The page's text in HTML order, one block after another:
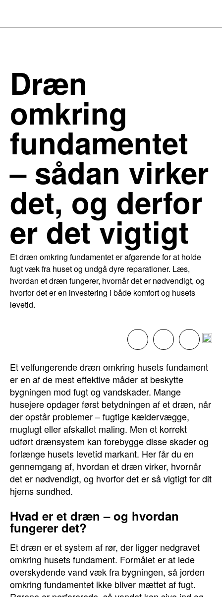
Dræn
omkring
fundamentet
– sådan virker
det, og derfor
er det vigtigt
Et dræn omkring fundamentet er afgørende for at holde
fugt væk fra huset og undgå dyre reparationer. Læs,
hvordan et dræn fungerer, hvornår det er nødvendigt, og
hvorfor det er en investering i både komfort og husets
levetid.
Et velfungerende dræn omkring husets fundament
er en af de mest effektive måder at beskytte
bygningen mod fugt og vandskader. Mange
husejere opdager først betydningen af et dræn, når
der opstår problemer – fugtige kældervægge,
muglugt eller afskallet maling. Men et korrekt
udført drænsystem kan forebygge disse skader og
forlænge husets levetid markant. Her får du en
gennemgang af, hvordan et dræn virker, hvornår
det er nødvendigt, og hvorfor det er så vigtigt for dit
hjems sundhed.
Hvad er et dræn – og hvordan
fungerer det?
Et dræn er et system af rør, der ligger nedgravet
omkring husets fundament. Formålet er at lede
overskydende vand væk fra bygningen, så jorden
omkring fundamentet ikke bliver mættet af fugt.